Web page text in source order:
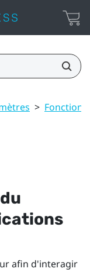
>
afin d'interagir